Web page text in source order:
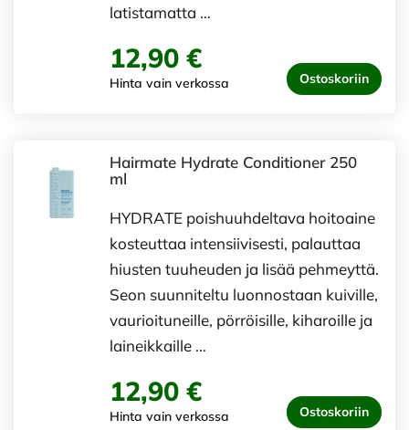
latistamatta …
12,90 €
Hinta vain verkossa Ostoskoriin
Hairmate Hydrate Conditioner 250
ml
HYDRATE poishuuhdeltava hoitoaine
kosteuttaa intensiivisesti, palauttaa
hiusten tuuheuden ja lisää pehmeyttä.
Seon suunniteltu luonnostaan kuiville,
vaurioituneille, pörröisille, kiharoille ja
laineikkaille …
12,90 €
Hinta vain verkossa Ostoskoriin